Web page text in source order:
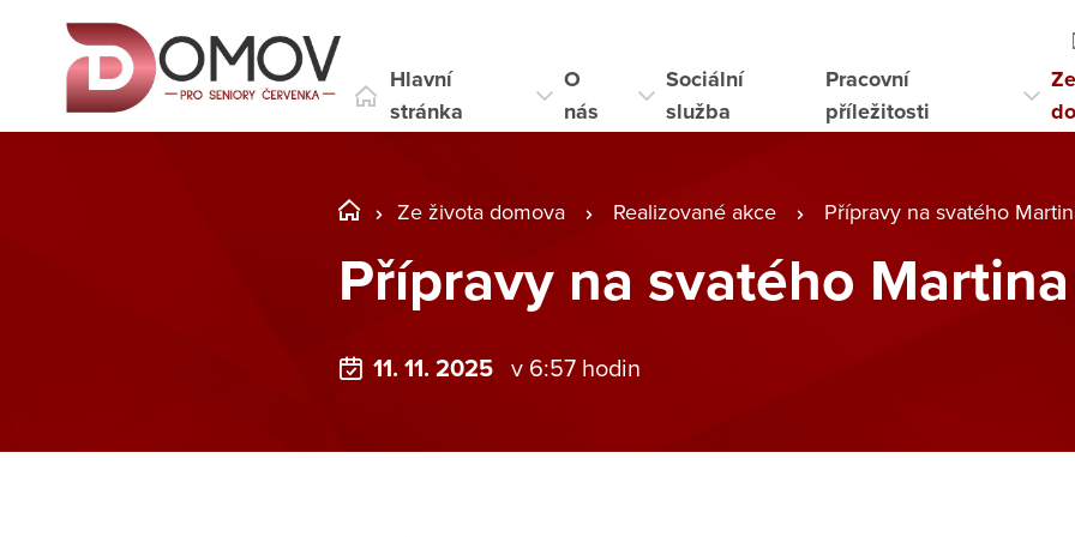
Hlavní
stránka
O
nás
Sociální
služba
Pracovní
příležitosti
Ze života domova Realizované akce Přípravy na svatého
Přípravy na svatého Martina
11. 11. 2025 v 6:57 hodin